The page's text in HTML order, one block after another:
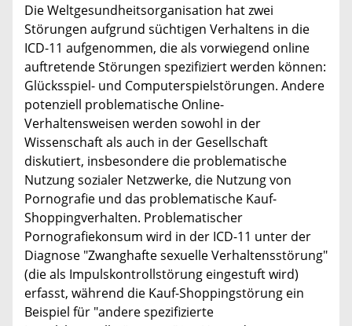
Die Weltgesundheitsorganisation hat zwei
Störungen aufgrund süchtigen Verhaltens in die
ICD-11 aufgenommen, die als vorwiegend online
auftretende Störungen spezifiziert werden können:
Glücksspiel- und Computerspielstörungen. Andere
potenziell problematische Online-
Verhaltensweisen werden sowohl in der
Wissenschaft als auch in der Gesellschaft
diskutiert, insbesondere die problematische
Nutzung sozialer Netzwerke, die Nutzung von
Pornografie und das problematische Kauf-
Shoppingverhalten. Problematischer
Pornografiekonsum wird in der ICD-11 unter der
Diagnose "Zwanghafte sexuelle Verhaltensstörung"
(die als Impulskontrollstörung eingestuft wird)
erfasst, während die Kauf-Shoppingstörung ein
Beispiel für "andere spezifizierte